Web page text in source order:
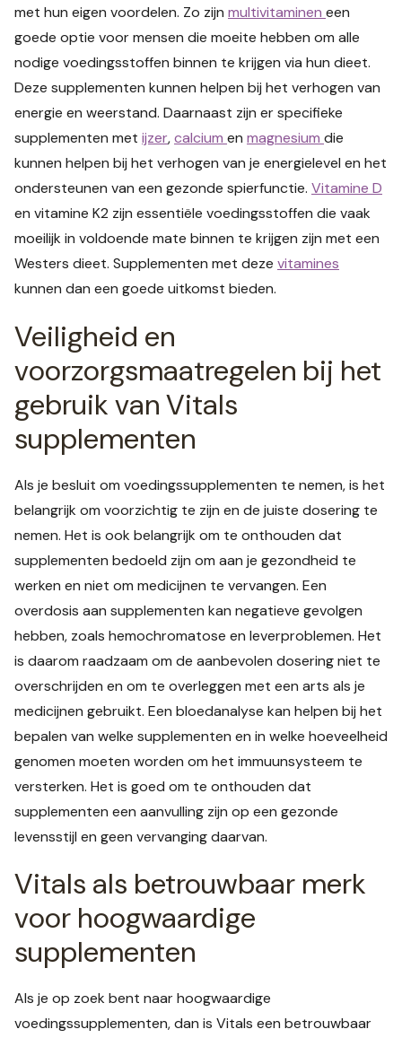
met hun eigen voordelen. Zo zijn multivitaminen een
goede optie voor mensen die moeite hebben om alle
nodige voedingsstoffen binnen te krijgen via hun dieet.
Deze supplementen kunnen helpen bij het verhogen van
energie en weerstand. Daarnaast zijn er specifieke
supplementen met ijzer,calcium en magnesium die
kunnen helpen bij het verhogen van je energielevel en het
ondersteunen van een gezonde spierfunctie. Vitamine D
en vitamine K2 zijn essentiële voedingsstoffen die vaak
moeilijk in voldoende mate binnen te krijgen zijn met een
Westers dieet. Supplementen met deze vitamines
kunnen dan een goede uitkomst bieden.
Veiligheid en
voorzorgsmaatregelen bij het
gebruik van Vitals
supplementen
Als je besluit om voedingssupplementen te nemen, is het
belangrijk om voorzichtig te zijn en de juiste dosering te
nemen. Het is ook belangrijk om te onthouden dat
supplementen bedoeld zijn om aan je gezondheid te
werken en niet om medicijnen te vervangen. Een
overdosis aan supplementen kan negatieve gevolgen
hebben, zoals hemochromatose en leverproblemen. Het
is daarom raadzaam om de aanbevolen dosering niet te
overschrijden en om te overleggen met een arts als je
medicijnen gebruikt. Een bloedanalyse kan helpen bij het
bepalen van welke supplementen en in welke hoeveelheid
genomen moeten worden om het immuunsysteem te
versterken. Het is goed om te onthouden dat
supplementen een aanvulling zijn op een gezonde
levensstijl en geen vervanging daarvan.
Vitals als betrouwbaar merk
voor hoogwaardige
supplementen
Als je op zoek bent naar hoogwaardige
voedingssupplementen, dan is Vitals een betrouwbaar